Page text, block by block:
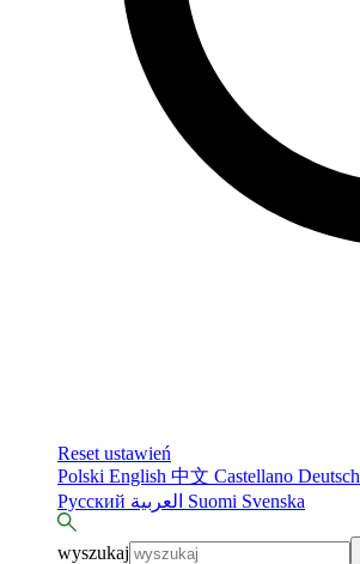
Reset ustawień
Polski English 中文 Castellano Deutsch
Русский
Suomi Svenska
wyszukaj